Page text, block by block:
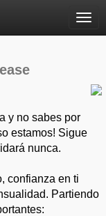
Menú
y no sabes por
estamos! Sigue
nunca.
confianza en ti
Partiendo